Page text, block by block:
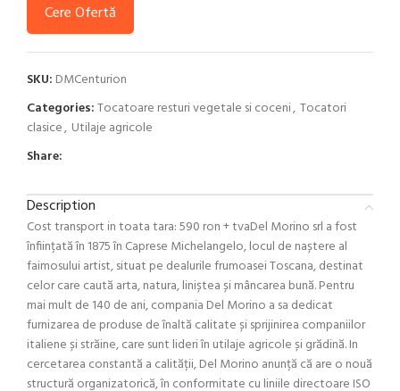
Cere Ofertă
SKU: DMCenturion
Categories:Tocatoare resturi vegetale si coceni, Tocatori
clasice, Utilaje agricole
Share:
Description
Cost transport in toata tara: 590 ron + tvaDel Morino srl a fost
înființată în 1875 în Caprese Michelangelo, locul de naștere al
faimosului artist, situat pe dealurile frumoasei Toscana, destinat
celor care caută arta, natura, liniștea și mâncarea bună. Pentru
mai mult de 140 de ani, compania Del Morino a sa dedicat
furnizarea de produse de înaltă calitate și sprijinirea companiilor
italiene și străine, care sunt lideri în utilaje agricole și grădină. In
cercetarea constantă a calității, Del Morino anunță că are o nouă
structură organizatorică, în conformitate cu liniile directoare ISO